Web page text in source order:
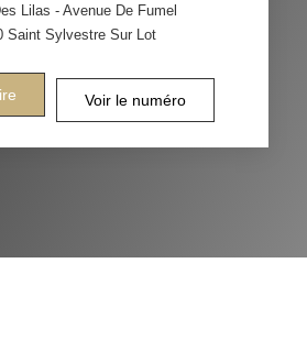
Lilas - Avenue De Fumel
Saint Sylvestre Sur Lot
Voir le numéro